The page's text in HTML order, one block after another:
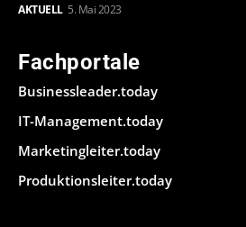
AKTUELL 5. Mai 2023
Fachportale
Businessleader.today
IT-Management.today
Marketingleiter.today
Produktionsleiter.today